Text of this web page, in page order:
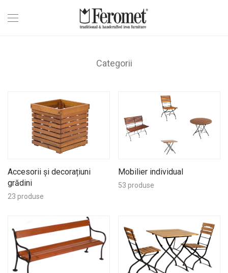
Categorii
Accesorii și decorațiuni
grădini
23 produse
Mobilier individual
53 produse